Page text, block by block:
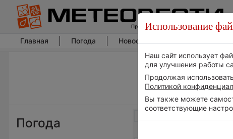
Главная Погода Новости погоды
Погода
Использование
Наш сайт использует
для улучшения работы
Продолжая
Политикой
Вы также можете
соответствующие